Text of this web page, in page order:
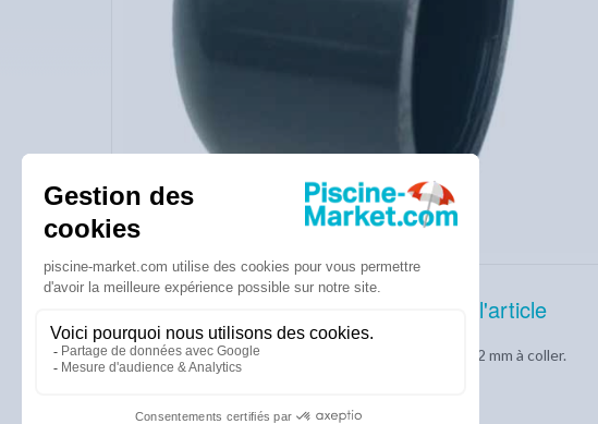
Description de l'article
Bouchon femelle Ø 32 mm à coller.